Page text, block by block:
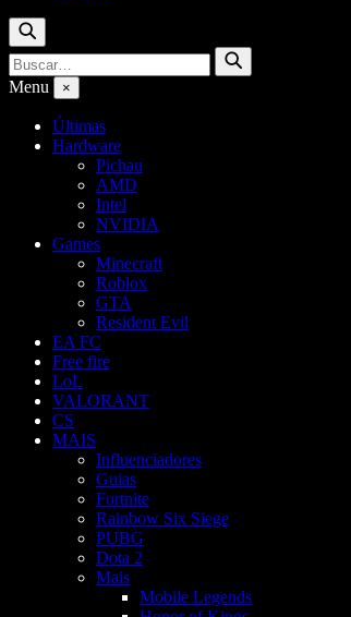
Buscar
Buscar
por:
Buscar
Menu ×
Últimas
Hardware
Pichau
AMD
Intel
NVIDIA
Games
Minecraft
Roblox
GTA
Resident Evil
EA FC
Free fire
LoL
VALORANT
CS
MAIS
Influenciadores
Guias
Fortnite
Rainbow Six Siege
PUBG
Dota 2
Mais
Mobile Legends